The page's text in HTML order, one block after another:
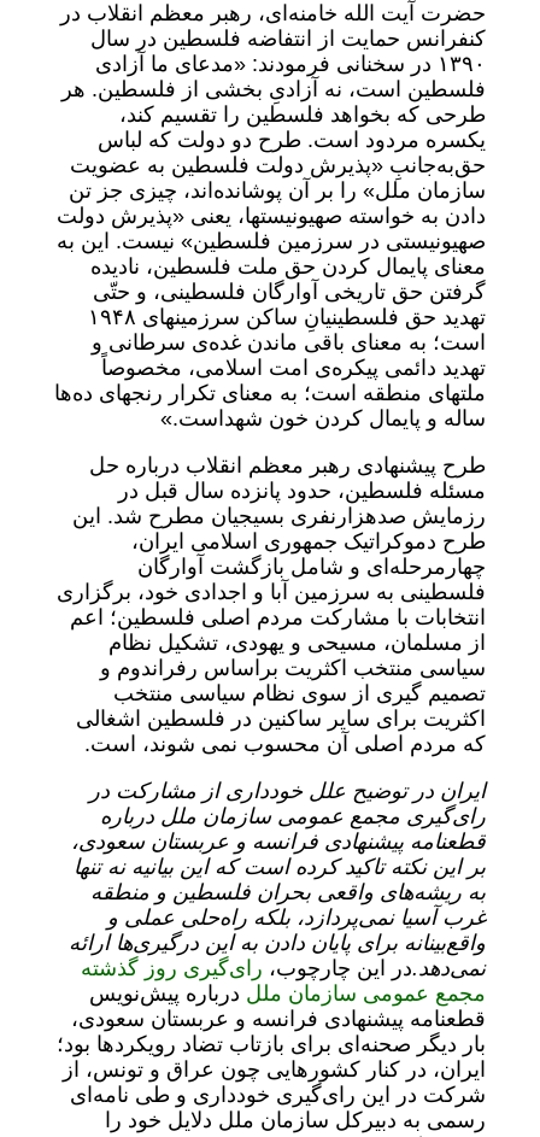
حضرت آیت الله خامنه‌ای، رهبر معظم انقلاب در
کنفرانس حمایت از انتفاضه فلسطین در سال
۱۳۹۰ در سخنانی فرمودند: «مدعای ما آزادی
فلسطین است، نه آزادیِ بخشی از فلسطین. هر
طرحی که بخواهد فلسطین را تقسیم کند،
یکسره مردود است. طرح دو دولت که لباس
حق‌به‌جانبِ «پذیرش دولت فلسطین به عضویت
سازمان ملل» را بر آن پوشانده‌اند، چیزی جز تن
دادن به خواسته‌ صهیونیستها، یعنی «پذیرش دولت
صهیونیستی در سرزمین فلسطین» نیست. این به
معنای پایمال کردن حق ملت فلسطین، نادیده
گرفتن حق تاریخی آوارگان فلسطینی، و حتّی
تهدید حق فلسطینیانِ ساکن سرزمینهای ۱۹۴۸
است؛ به معنای باقی ماندن غده‌ی سرطانی و
تهدید دائمی پیکره‌ی امت اسلامی، مخصوصاً
ملتهای منطقه است؛ به معنای تکرار رنجهای ده‌ها
ساله و پایمال کردن خون شهداست.»
طرح پیشنهادی رهبر معظم انقلاب درباره حل
مسئله فلسطین، حدود پانزده سال قبل در
رزمایش صدهزارنفری بسیجیان مطرح شد. این
طرح دموکراتیک جمهوری اسلامی ایران،
چهارمرحله‌ای و شامل بازگشت آوارگان
فلسطینی به سرزمین آبا و اجدادی خود، برگزاری
انتخابات با مشارکت مردم اصلی فلسطین؛ اعم
از مسلمان، مسیحی و یهودی، تشکیل نظام
سیاسی منتخب اکثریت براساس رفراندوم و
تصمیم گیری از سوی نظام سیاسی منتخب
اکثریت برای سایر ساکنین در فلسطین اشغالی
که مردم اصلی آن محسوب نمی شوند، است.
ایران در توضیح علل خودداری از مشارکت در
رای‌گیری مجمع عمومی سازمان ملل درباره
قطعنامه پیشنهادی فرانسه و عربستان سعودی،
بر این نکته تاکید کرده است که این بیانیه نه تنها
به ریشه‌های واقعی بحران فلسطین و منطقه
غرب آسیا نمی‌پردازد، بلکه راه‌حلی عملی و
واقع‌بینانه برای پایان دادن به این درگیری‌ها ارائه
نمی‌دهد.در این چارچوب، رای‌گیری روز گذشته
مجمع عمومی سازمان ملل درباره پیش‌نویس
قطعنامه پیشنهادی فرانسه و عربستان سعودی،
بار دیگر صحنه‌ای برای بازتاب تضاد رویکردها بود؛
ایران، در کنار کشورهایی چون عراق و تونس، از
شرکت در این رای‌گیری خودداری و طی نامه‌ای
رسمی به دبیرکل سازمان ملل دلایل خود را